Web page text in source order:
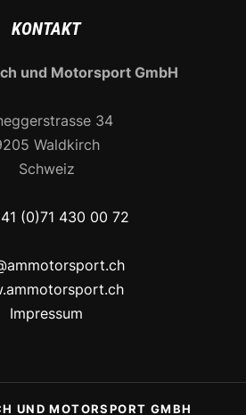
KONTAKT
und Motorsport GmbH
34
Waldkirch
Schweiz
(0)71 430 00 72
Impressum
UND MOTORSPORT GMBH